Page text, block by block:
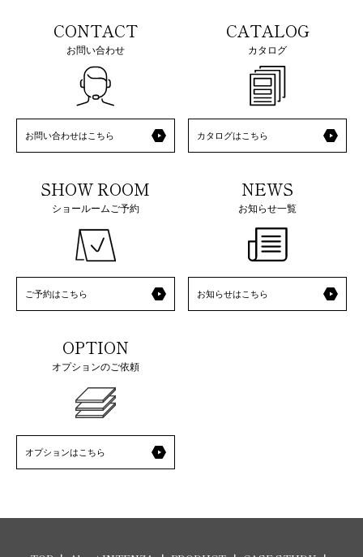
CONTACT
お問い合わせ
お問い合わせはこちら
CATALOG
カタログ
カタログはこちら
SHOW ROOM
ショールームご予約
ご予約はこちら
NEWS
お知らせ一覧
お知らせはこちら
OPTION
オプションのご依頼
オプションはこちら